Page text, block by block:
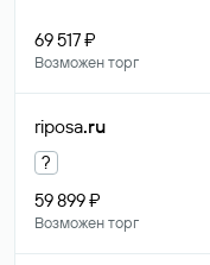
69 517 ₽
Возможен торг
riposa.ru
?
59 899 ₽
Возможен торг